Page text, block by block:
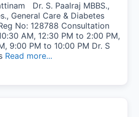
Dr. S. Paalraj MBBS.,
General Care & Diabetes
No: 128788 Consultation
AM, 12:30 PM to 2:00 PM,
9:00 PM to 10:00 PM Dr. S
Read more...